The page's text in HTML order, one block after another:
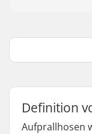
Definition
Aufprallhosen